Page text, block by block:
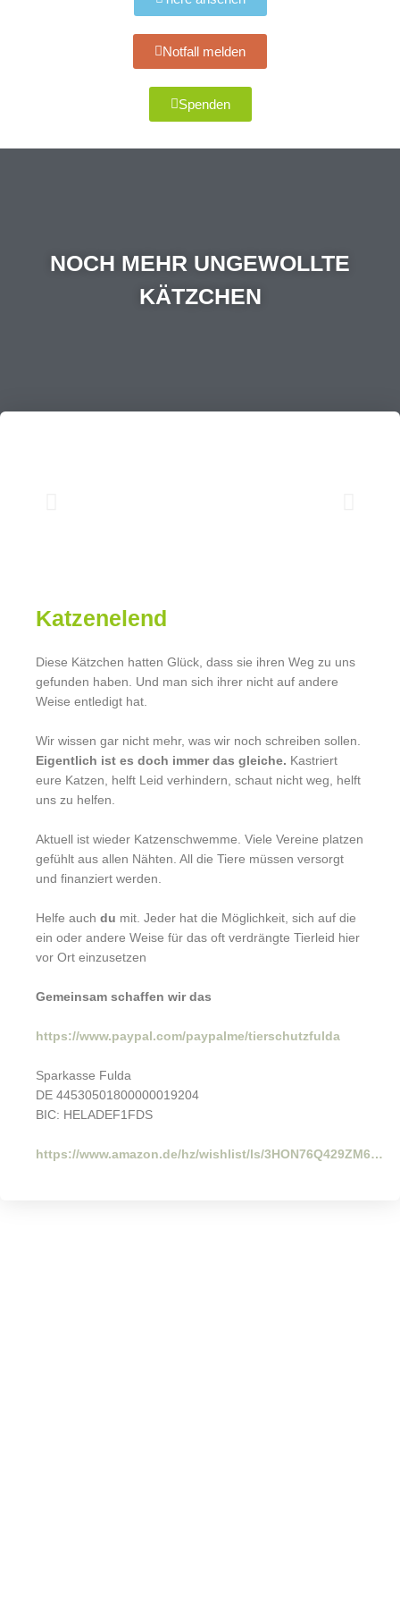
Notfall melden
Spenden
NOCH MEHR UNGEWOLLTE
KÄTZCHEN
Katzenelend
Diese Kätzchen hatten Glück, dass sie ihren Weg zu uns
gefunden haben. Und man sich ihrer nicht auf andere
Weise entledigt hat.
Wir wissen gar nicht mehr, was wir noch schreiben sollen.
Eigentlich ist es doch immer das gleiche. Kastriert
eure Katzen, helft Leid verhindern, schaut nicht weg, helft
uns zu helfen.
Aktuell ist wieder Katzenschwemme. Viele Vereine platzen
gefühlt aus allen Nähten. All die Tiere müssen versorgt
und finanziert werden.
Helfe auch du mit. Jeder hat die Möglichkeit, sich auf die
ein oder andere Weise für das oft verdrängte Tierleid hier
vor Ort einzusetzen
Gemeinsam schaffen wir das
https://www.paypal.com/paypalme/tierschutzfulda
Sparkasse Fulda
DE 44530501800000019204
BIC: HELADEF1FDS
https://www.amazon.de/hz/wishlist/ls/3HON76Q429ZM6…